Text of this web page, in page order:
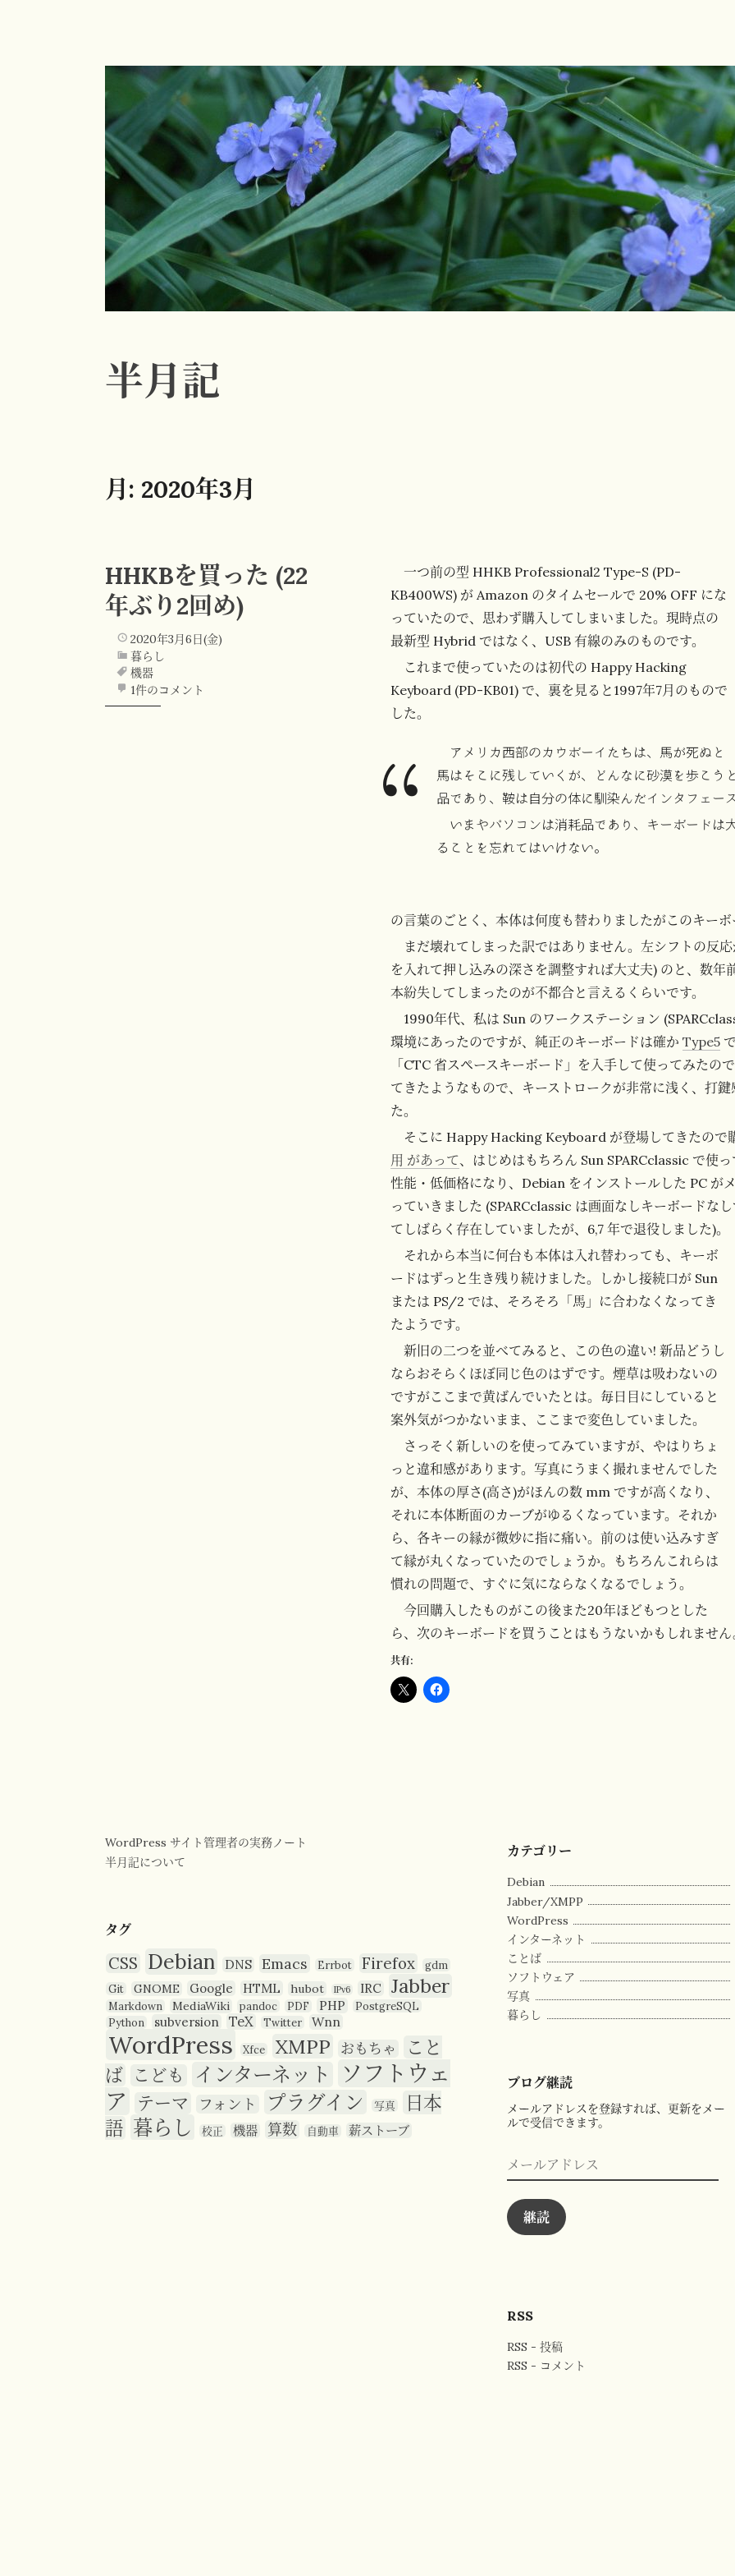
ン
テ
ン
ツ
ス
キ
ッ
プ
半月記
月: 2020年3月
HHKBを買った (22
年ぶり2回め)
2020年3月6日(金)
暮らし
機器
1件のコメント
一つ前の型 HHKB Professional2 Type-S (PD-
KB400WS) が Amazon のタイムセールで 20% OFF にな
っていたので、思わず購入してしまいました。現時点の
最新型 Hybrid ではなく、USB 有線のみのものです。
これまで使っていたのは初代の Happy Hacking
Keyboard (PD-KB01) で、裏を見ると1997年7月のもので
した。
アメリカ西部のカウボーイたちは、馬が死ぬと
馬はそこに残していくが、どんなに砂漠を歩こう
品であり、鞍は自分の体に馴染んだインタフェー
いまやパソコンは消耗品であり、キーボードは
ることを忘れてはいけない。
の言葉のごとく、本体は何度も替わりましたがこのキー
まだ壊れてしまった訳ではありません。左シフトの反
を入れて押し込みの深さを調整すれば大丈夫) のと、数年
本紛失してしまったのが不都合と言えるくらいです。
1990年代、私は Sun のワークステーション
環境にあったのですが、純正のキーボードは確かType5
「CTC 省スペースキーボード」を入手して使ってみたの
てきたようなもので、キーストロークが非常に浅く、打
た。
そこに Happy Hacking Keyboard が登場してきたので
用 があって、はじめはもちろん Sun SPARCclassic で使
性能・低価格になり、Debian をインストールした PC が
っていきました (SPARCclassic は画面なしキーボードな
てしばらく存在していましたが、6,7 年で退役しました)。
それから本当に何台も本体は入れ替わっても、キーボ
ードはずっと生き残り続けました。しかし接続口が Sun
または PS/2 では、そろそろ「馬」に合わなくなってき
たようです。
新旧の二つを並べてみると、この色の違い! 新品どうし
ならおそらくほぼ同じ色のはずです。煙草は吸わないの
ですがここまで黄ばんでいたとは。毎日目にしていると
案外気がつかないまま、ここまで変色していました。
さっそく新しいのを使ってみていますが、やはりちょ
っと違和感があります。写真にうまく撮れませんでした
が、本体の厚さ(高さ)がほんの数 mm ですが高くなり、
それに本体断面のカーブがゆるくなっています。それか
ら、各キーの縁が微妙に指に痛い。前のは使い込みすぎ
て縁が丸くなっていたのでしょうか。もちろんこれらは
慣れの問題で、すぐに気にならなくなるでしょう。
今回購入したものがこの後また20年ほどもつとした
ら、次のキーボードを買うことはもうないかもしれませ
共有:
WordPress サイト管理者の実務ノート
半月記について
タグ
CSS Debian DNS Emacs Errbot Firefox
gdm
Git
GNOME Google HTML hubot IPv6 IRC Jabber
Markdown MediaWiki pandoc PDF PHP
PostgreSQL
Python
subversion TeX Twitter Wnn
WordPress Xfce XMPP おもちゃ
こと
ば こども インターネット
ソフトウェ
ア
テーマ フォント プラグイン 写真
日本
語 暮らし 校正 機器 算数 自動車 薪ストーブ
カテゴリー
Debian
Jabber/XMPP
WordPress
インターネット
ことば
ソフトウェア
写真
暮らし
ブログ継読
メールアドレスを登録すれば、更新をメー
ルで受信できます。
メ
ー
ル
ア
ド
レ
継読
RSS
RSS - 投稿
RSS - コメント